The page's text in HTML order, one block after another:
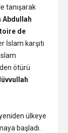
tanışarak
Abdullah
de
İslam karşıtı
ötürü
ülkeye
başladı.